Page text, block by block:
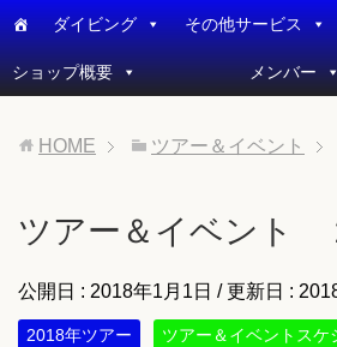
ダイビング その他サービス
ショップ概要 メンバー
HOME ツアー＆イベント
ツアー＆イベント
公開日 : 2018年1月1日 / 更新日 :
2018年ツアー ツアー＆イベントスケ